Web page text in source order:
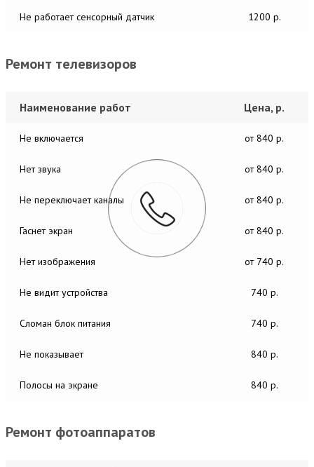
Не работает сенсорный датчик 1200 р.
Ремонт телевизоров
Наименование работ Цена, р.
Не включается от 840 р.
Нет звука от 840 р.
Не переключает каналы от 840 р.
Гаснет экран от 840 р.
Нет изображения от 740 р.
Не видит устройства 740 р.
Сломан блок питания 740 р.
Не показывает 840 р.
Полосы на экране 840 р.
Ремонт фотоаппаратов